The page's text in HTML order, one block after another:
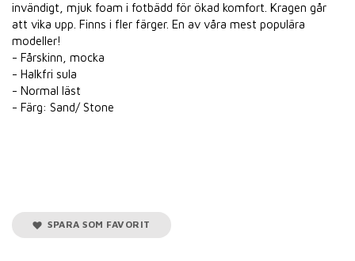
invändigt, mjuk foam i fotbädd för ökad komfort. Kragen går
att vika upp. Finns i fler färger. En av våra mest populära
modeller!
- Fårskinn, mocka
- Halkfri sula
- Normal läst
- Färg: Sand/ Stone
SPARA SOM FAVORIT